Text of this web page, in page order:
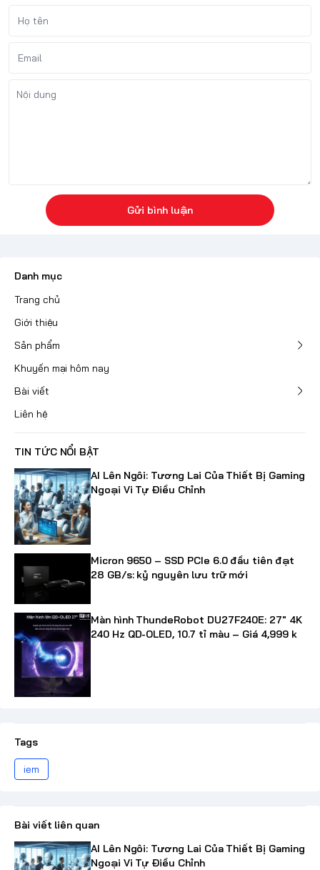
Gửi bình luận
Danh mục
Trang chủ
Giới thiệu
Sản phẩm
Khuyến mại hôm nay
Bài viết
Liên hệ
TIN TỨC NỔI BẬT
AI Lên Ngôi: Tương Lai Của Thiết Bị Gaming
Ngoại Vi Tự Điều Chỉnh
Micron 9650 – SSD PCIe 6.0 đầu tiên đạt
28 GB/s: kỷ nguyên lưu trữ mới
Màn hình ThundeRobot DU27F240E: 27" 4K
240 Hz QD-OLED, 10.7 tỉ màu – Giá 4,999 k
Tags
iem
Bài viết liên quan
AI Lên Ngôi: Tương Lai Của Thiết Bị Gaming
Ngoại Vi Tự Điều Chỉnh